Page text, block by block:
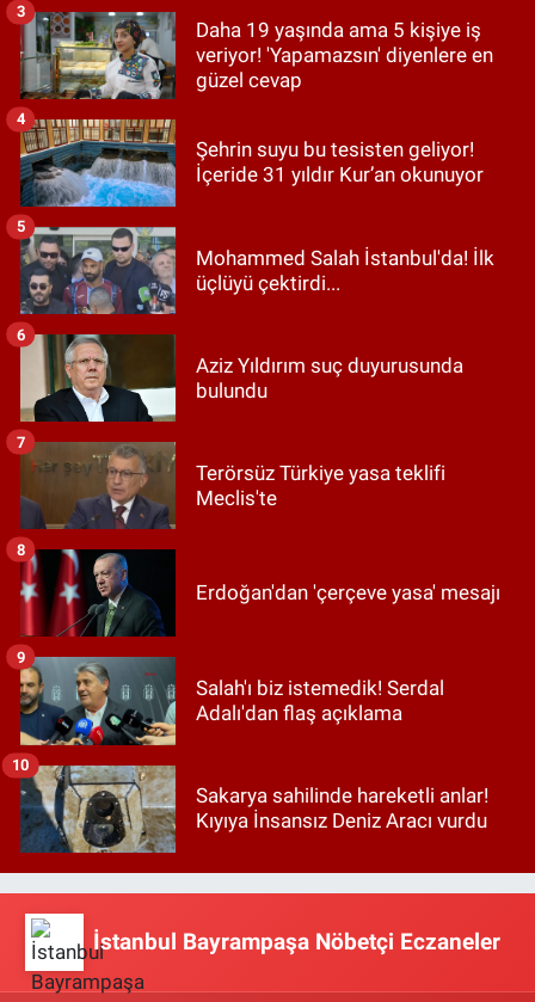
Daha 19 yaşında ama 5 kişiye iş
veriyor! 'Yapamazsın' diyenlere en
güzel cevap
3
Şehrin suyu bu tesisten geliyor!
İçeride 31 yıldır Kur’an okunuyor
4
Mohammed Salah İstanbul'da! İlk
üçlüyü çektirdi...
5
Aziz Yıldırım suç duyurusunda
bulundu
6
Terörsüz Türkiye yasa teklifi
Meclis'te
7
Erdoğan'dan 'çerçeve yasa' mesajı
8
Salah'ı biz istemedik! Serdal
Adalı'dan flaş açıklama
9
Sakarya sahilinde hareketli anlar!
Kıyıya İnsansız Deniz Aracı vurdu
10
İstanbul Bayrampaşa Nöbetçi Eczaneler